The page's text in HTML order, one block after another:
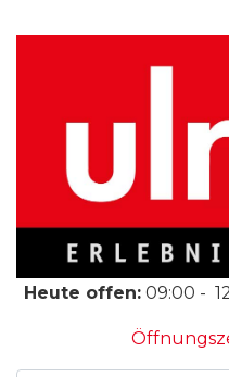
Heute offen: 09:00 -